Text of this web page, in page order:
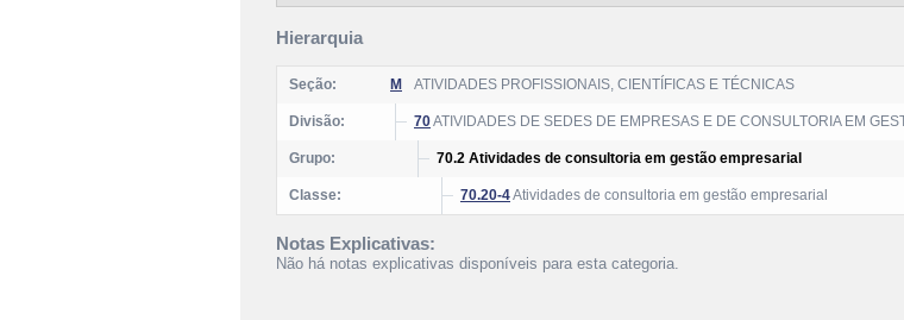
Hierarquia
Seção: M ATIVIDADES PROFISSIONAIS, CIENTÍFICAS E TÉCNICAS
Divisão: 70ATIVIDADES DE SEDES DE EMPRESAS E DE CONSULTORIA EM
Grupo: 70.2 Atividades de consultoria em gestão empresarial
Classe: 70.20-4Atividades de consultoria em gestão empresarial
Notas Explicativas:
Não há notas explicativas disponíveis para esta categoria.